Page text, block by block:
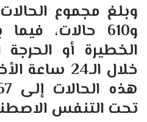
و610 حالات،
خلال الـ24
تحت التنفس